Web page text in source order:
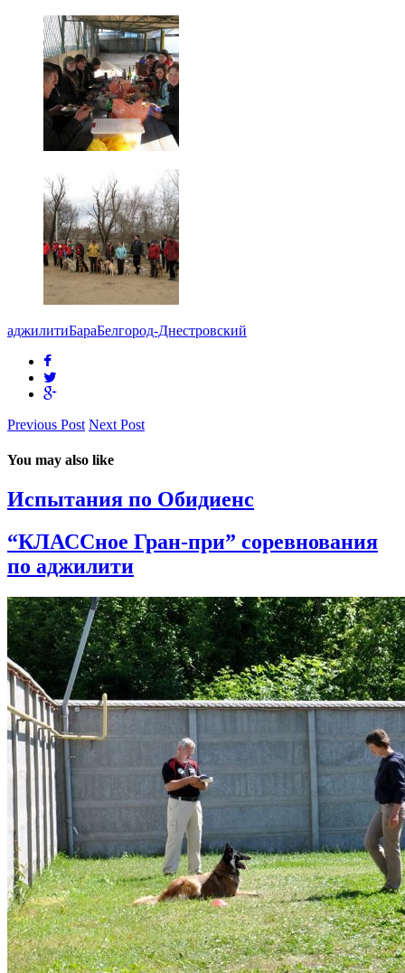
аджилитиБараБелгород-Днестровский
Previous Post Next Post
You may also like
Испытания по Обидиенс
“КЛАССное Гран-при” соревнования
по аджилити